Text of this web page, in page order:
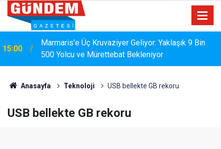
15:00
Marmaris'e Üç Kruvaziyer Geliyor: Yaklaşık 9 Bin
500 Yolcu ve Mürettebat Bekleniyor
Anasayfa Teknoloji USB bellekte GB rekoru
USB bellekte GB rekoru